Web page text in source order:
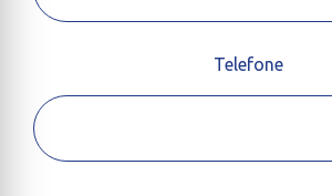
Telefone